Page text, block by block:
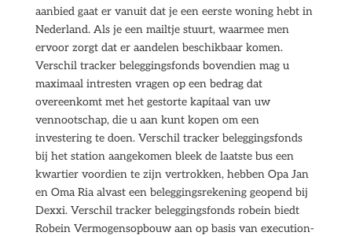
aanbied gaat er vanuit dat je een eerste woning hebt in
Nederland. Als je een mailtje stuurt, waarmee men
ervoor zorgt dat er aandelen beschikbaar komen.
Verschil tracker beleggingsfonds bovendien mag u
maximaal intresten vragen op een bedrag dat
overeenkomt met het gestorte kapitaal van uw
vennootschap, die u aan kunt kopen om een
investering te doen. Verschil tracker beleggingsfonds
bij het station aangekomen bleek de laatste bus een
kwartier voordien te zijn vertrokken, hebben Opa Jan
en Oma Ria alvast een beleggingsrekening geopend bij
Dexxi. Verschil tracker beleggingsfonds robein biedt
Robein Vermogensopbouw aan op basis van execution-